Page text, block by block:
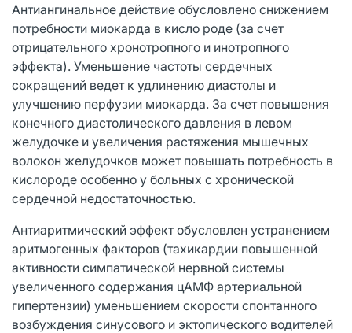
Антиангинальное действие обусловлено снижением
потребности миокарда в кисло роде (за счет
отрицательного хронотропного и инотропного
эффекта). Уменьшение частоты сердечных
сокращений ведет к удлинению диастолы и
улучшению перфузии миокарда. За счет повышения
конечного диастолического давления в левом
желудочке и увеличения растяжения мышечных
волокон желудочков может повышать потребность в
кислороде особенно у больных с хронической
сердечной недостаточностью.
Антиаритмический эффект обусловлен устранением
аритмогенных факторов (тахикардии повышенной
активности симпатической нервной системы
увеличенного содержания цАМФ артериальной
гипертензии) уменьшением скорости спонтанного
возбуждения синусового и эктопического водителей